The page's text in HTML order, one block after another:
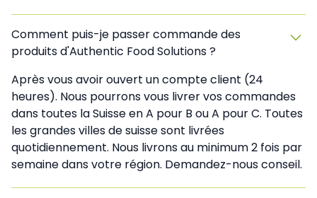
Comment puis-je passer commande des
produits d'Authentic Food Solutions ?
Après vous avoir ouvert un compte client (24
heures). Nous pourrons vous livrer vos commandes
dans toutes la Suisse en A pour B ou A pour C. Toutes
les grandes villes de suisse sont livrées
quotidiennement. Nous livrons au minimum 2 fois par
semaine dans votre région. Demandez-nous conseil.